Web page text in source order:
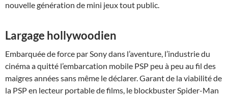
nouvelle génération de mini jeux tout public.
Largage hollywoodien
Embarquée de force par Sony dans l’aventure, l’industrie du
cinéma a quitté l’embarcation mobile PSP peu à peu au fil des
maigres années sans même le déclarer. Garant de la viabilité de
la PSP en lecteur portable de films, le blockbuster Spider-Man